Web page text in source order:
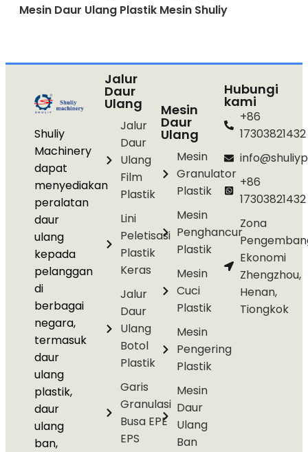
Mesin Daur Ulang Plastik Mesin Shuliy
Shuliy
Machinery
dapat
menyediakan
peralatan
daur
ulang
kepada
pelanggan
di
berbagai
negara,
termasuk
daur
ulang
plastik,
daur
ulang
ban,
Jalur
Daur
Ulang
Jalur
Daur
Ulang
Film
Plastik
Lini
Peletisasi
Plastik
Keras
Jalur
Daur
Ulang
Botol
Plastik
Garis
Granulasi
Busa EPE
EPS
Mesin
Daur
Ulang
Mesin
Granulator
Plastik
Mesin
Penghancur
Plastik
Mesin
Cuci
Plastik
Mesin
Pengering
Plastik
Mesin
Daur
Ulang
Ban
Hubungi
kami
+86
17303821432
+86
17303821432
Zona
Ekonomi
Zhengzhou,
Henan,
Tiongkok